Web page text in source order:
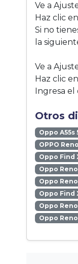
Ve a
Haz clic
Si no
la
Ve a
Haz clic
Ingresa
Otros
Oppo A55s
OPPO
Oppo Find
Oppo
Oppo
Oppo Find
Oppo
Oppo